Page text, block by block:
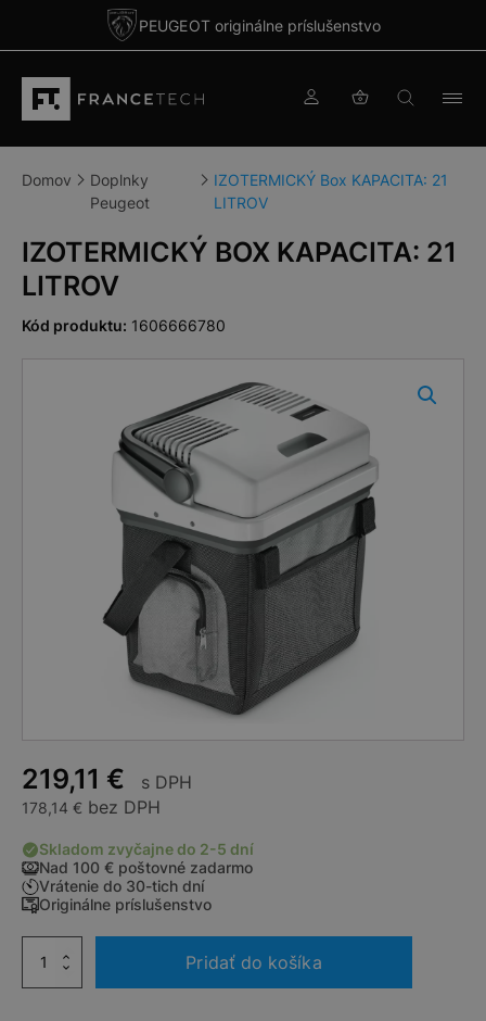
PEUGEOT originálne príslušenstvo
Domov
Doplnky
Peugeot
IZOTERMICKÝ Box KAPACITA: 21
LITROV
IZOTERMICKÝ BOX KAPACITA: 21
LITROV
Kód produktu: 1606666780
Skladom zvyčajne do 2-5 dní
Nad 100 € poštovné zadarmo
Vrátenie do 30-tich dní
Originálne príslušenstvo
219,11 € s DPH
178,14 € bez DPH
množstvo
IZOTERMICKÝ
Pridať do košíka